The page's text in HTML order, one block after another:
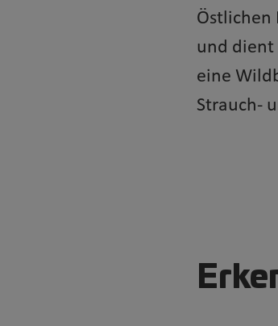
Östlichen
und dient
eine
Strauch-